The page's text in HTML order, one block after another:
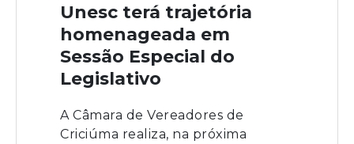
Unesc terá trajetória
homenageada em
Sessão Especial do
Legislativo
A Câmara de Vereadores de
Criciúma realiza, na próxima